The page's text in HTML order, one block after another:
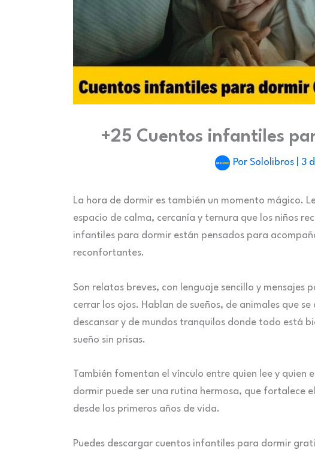
+25 Cuentos infantiles
Por Sololibros 3
La hora de dormir es también un momento mágico.
espacio de calma, cercanía y ternura que los niños
infantiles para dormir están pensados para
reconfortantes.
Son relatos breves, con lenguaje sencillo y
cerrar los ojos. Hablan de sueños, de animales que
descansar y de mundos tranquilos donde todo está
sueño sin prisas.
También fomentan el vínculo entre quien lee y quien
dormir puede ser una rutina hermosa, que fortalece
desde los primeros años de vida.
Puedes descargar cuentos infantiles para dormir